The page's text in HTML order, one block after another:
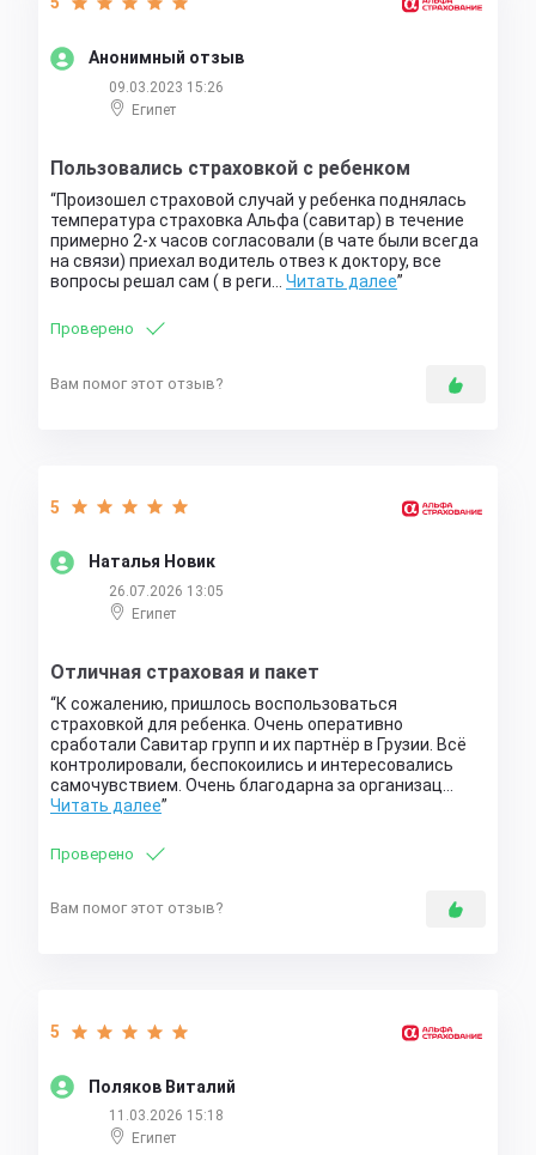
Анонимный отзыв
09.03.2023 15:26
Египет
Пользовались страховкой с ребенком
Произошел страховой случай у ребенка поднялась
температура страховка Альфа (савитар) в течение
примерно 2-х часов согласовали (в чате были всегда
на связи) приехал водитель отвез к доктору, все
вопросы решал сам ( в реги… Читать далее
Проверено
Вам помог этот отзыв?
Наталья Новик
5
26.07.2026 13:05
Египет
Отличная страховая и пакет
К сожалению, пришлось воспользоваться
страховкой для ребенка. Очень оперативно
сработали Савитар групп и их партнёр в Грузии. Всё
контролировали, беспокоились и интересовались
самочувствием. Очень благодарна за организац…
Читать далее
Проверено
Вам помог этот отзыв?
Поляков Виталий
5
11.03.2026 15:18
Египет